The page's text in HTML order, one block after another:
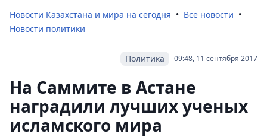
Новости Казахстана и мира на сегодня
Все новости
Новости политики
09:48, 11 сентября 2017
Политика
На Саммите в Астане
наградили лучших ученых
исламского мира